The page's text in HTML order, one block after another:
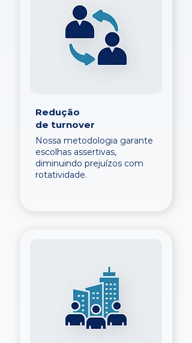
Redução
de turnover
Nossa metodologia garante
escolhas assertivas,
diminuindo prejuízos com
rotatividade.